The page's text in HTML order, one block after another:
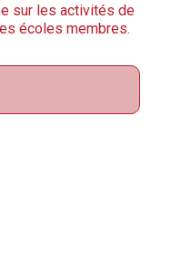
sur les activités de
écoles membres.